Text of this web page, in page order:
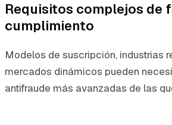
Requisitos complejos de
cumplimiento
Modelos de suscripción, industrias
mercados dinámicos pueden
antifraude más avanzadas de las